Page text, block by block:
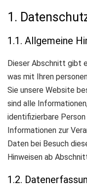
1.
1.1. Allgemeine
Dieser Abschnitt gibt
was mit Ihren
Sie unsere Website
sind alle
identifizierbare
Informationen zur
Daten bei Besuch
Hinweisen ab
1.2.